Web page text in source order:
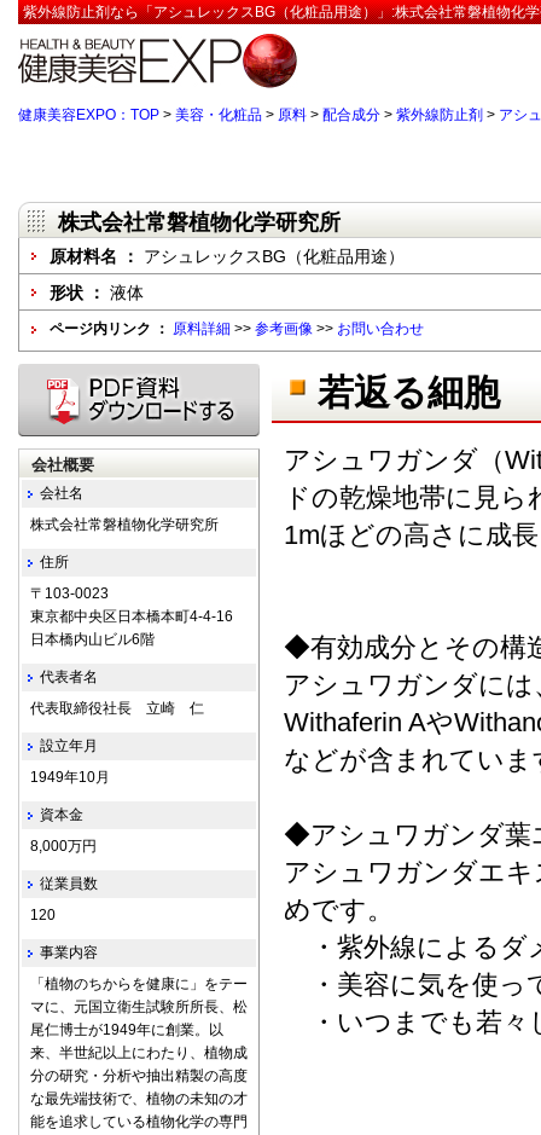
紫外線防止剤なら「アシュレックスBG（化粧品用途）」:株式会社常磐植物化
健康美容EXPO：TOP > 美容・化粧品 > 原料 > 配合成分 > 紫外線防止剤 > アシ
株式会社常磐植物化学研究所
原材料名 ： アシュレックスBG（化粧品用途）
形状 ： 液体
ページ内リンク ： 原料詳細 >> 参考画像 >> お問い合わせ
若返る細胞
アシュワガンダ（
ドの乾燥地帯に見
1mほどの高さに成
◆有効成分とその構
アシュワガンダに
Withaferin Aや
などが含まれていま
◆アシュワガンダ葉
アシュワガンダエ
めです。
・紫外線によるダ
・美容に気を使っ
・いつまでも若々
会社概要
会社名
株式会社常磐植物化学研究所
住所
〒103-0023
東京都中央区日本橋本町4-4-16
日本橋内山ビル6階
代表者名
代表取締役社長 立崎 仁
設立年月
1949年10月
資本金
8,000万円
従業員数
120
事業内容
「植物のちからを健康に」をテー
マに、元国立衛生試験所所長、松
尾仁博士が1949年に創業。以
来、半世紀以上にわたり、植物成
分の研究・分析や抽出精製の高度
な最先端技術で、植物の未知の才
能を追求している植物化学の専門